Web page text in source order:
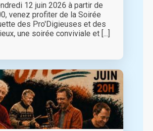
12 juin 2026 à partir de
venez profiter de la Soirée
des Pro'Digieuses et des
une soirée conviviale et [...]